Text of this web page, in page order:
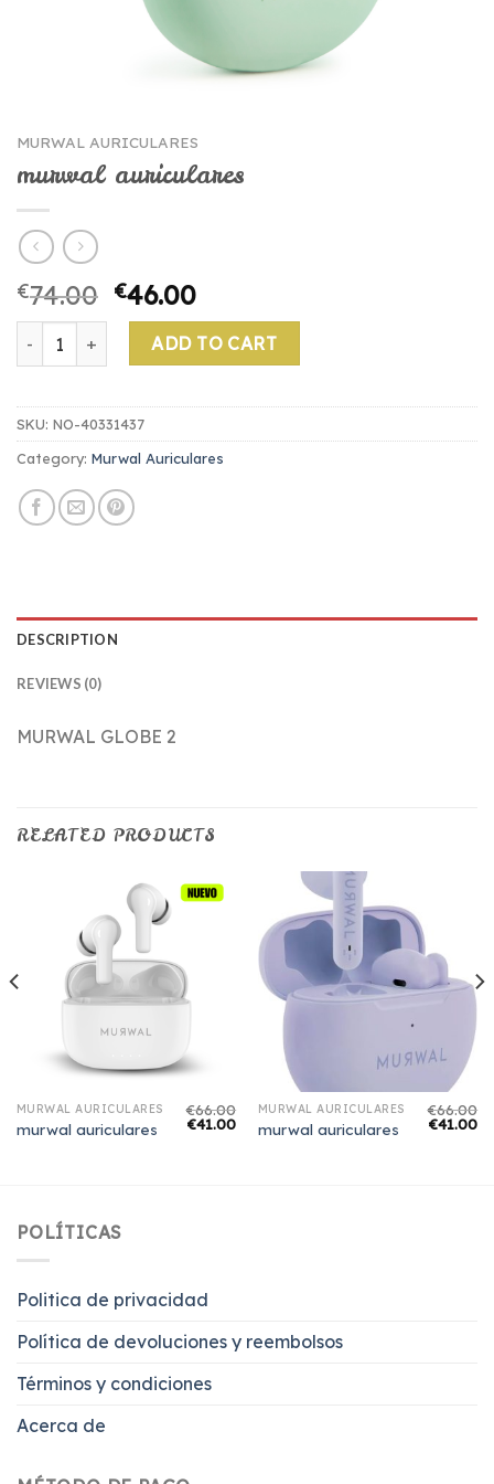
MURWAL AURICULARES
murwal auriculares
€74.00 €46.00
murwal auriculares quantity
ADD TO CART
SKU: NO-40331437
Category: Murwal Auriculares
DESCRIPTION
REVIEWS (0)
MURWAL GLOBE 2
RELATED PRODUCTS
MURWAL AURICULARES
murwal auriculares
€66.00
€41.00
MURWAL AURICULARES
murwal auriculares
€66.00
€41.00
POLÍTICAS
Politica de privacidad
Política de devoluciones y reembolsos
Términos y condiciones
Acerca de